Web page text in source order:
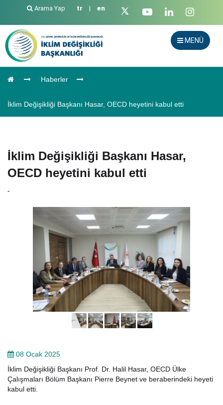
Arama Yap tr | en
MENÜ
Haberler
İklim Değişikliği Başkanı Hasar, OECD heyetini kabul etti
İklim Değişikliği Başkanı Hasar,
OECD heyetini kabul etti
-
08 Ocak 2025
İklim Değişikliği Başkanı Prof. Dr. Halil Hasar, OECD Ülke
Çalışmaları Bölüm Başkanı Pierre Beynet ve beraberindeki heyeti
kabul etti.